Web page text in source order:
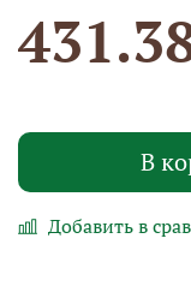
В
Добавить в